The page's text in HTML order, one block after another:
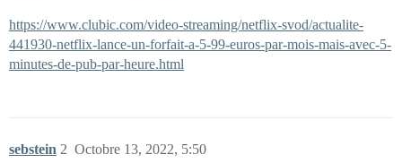
https://www.clubic.com/video-streaming/netflix-svod/actualite-
441930-netflix-lance-un-forfait-a-5-99-euros-par-mois-mais-avec-5-
minutes-de-pub-par-heure.html
sebstein Octobre 13, 2022, 5:50
2